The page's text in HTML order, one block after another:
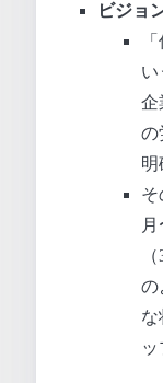
ビジョ
い
企
の
明
そ
の
な
ッ